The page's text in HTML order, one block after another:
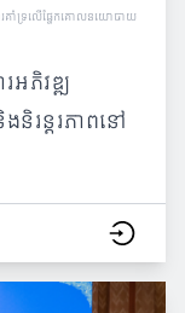
រគាំទ្រលើផ្នែកគោលនយោបាយ
អភិវឌ្ឍ
រន្តរភាពនៅ